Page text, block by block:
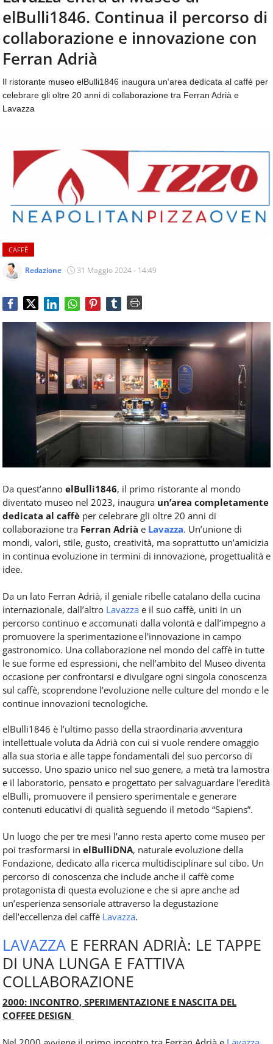
aggiornamenti
quotidiani
su
temi
come
ristorazione,
food
&
articoli
quotidiani
sul
dell'alimentazione,
dei
fuoricasa,
del
Food
e
tutte
novità
comparto
Horeca.
CONTATTI
elBulli1846. Continua il percorso di
collaborazione e innovazione con
Ferran Adrià
Il ristorante museo elBulli1846 inaugura un’area dedicata al caffè per
celebrare gli oltre 20 anni di collaborazione tra Ferran Adrià e
Lavazza
CAFFÈ
Redazione 31 Maggio 2024 - 14:49
Da quest’anno elBulli1846, il primo ristorante al mondo
diventato museo nel 2023, inaugura un’area completamente
dedicata al caffè per celebrare gli oltre 20 anni di
collaborazione tra Ferran Adrià e Lavazza. Un’unione di
mondi, valori, stile, gusto, creatività, ma soprattutto un’amicizia
in continua evoluzione in termini di innovazione, progettualità e
idee.
Da un lato Ferran Adrià, il geniale ribelle catalano della cucina
internazionale, dall’altro Lavazza e il suo caffè, uniti in un
percorso continuo e accomunati dalla volontà e dall’impegno a
promuovere la sperimentazione e l'innovazione in campo
gastronomico. Una collaborazione nel mondo del caffè in tutte
le sue forme ed espressioni, che nell’ambito del Museo diventa
occasione per confrontarsi e divulgare ogni singola conoscenza
sul caffè, scoprendone l’evoluzione nelle culture del mondo e le
continue innovazioni tecnologiche.
elBulli1846 è l’ultimo passo della straordinaria avventura
intellettuale voluta da Adrià con cui si vuole rendere omaggio
alla sua storia e alle tappe fondamentali del suo percorso di
successo. Uno spazio unico nel suo genere, a metà tra la mostra
e il laboratorio, pensato e progettato per salvaguardare l'eredità
elBulli, promuovere il pensiero sperimentale e generare
contenuti educativi di qualità seguendo il metodo “Sapiens”.
Un luogo che per tre mesi l’anno resta aperto come museo per
poi trasformarsi in elBulliDNA, naturale evoluzione della
Fondazione, dedicato alla ricerca multidisciplinare sul cibo. Un
percorso di conoscenza che include anche il caffè come
protagonista di questa evoluzione e che si apre anche ad
un’esperienza sensoriale attraverso la degustazione
dell’eccellenza del caffè Lavazza.
LAVAZZA E FERRAN ADRIÀ: LE TAPPE
DI UNA LUNGA E FATTIVA
COLLABORAZIONE
2000: INCONTRO, SPERIMENTAZIONE E NASCITA DEL
COFFEE DESIGN